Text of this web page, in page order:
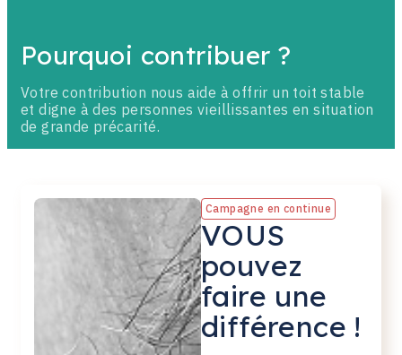
Pourquoi contribuer ?
Votre contribution nous aide à offrir un toit stable
et digne à des personnes vieillissantes en situation
de grande précarité.
Campagne en continue
VOUS
pouvez
faire une
différence !